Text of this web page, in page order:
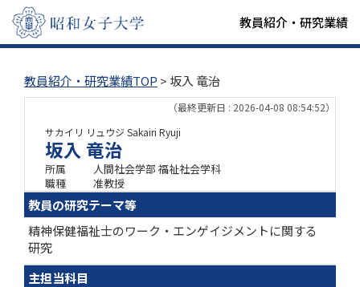
教員紹介・研究業績
教員紹介・研究業績TOP > 坂入 竜治
（最終更新日 : 2026-04-08 08:54:52）
サカイリ リュウジ Sakairi Ryuji
坂入 竜治
所属
人間社会学部 福祉社会学科
職種
准教授
教員の研究テーマ等
精神保健福祉士のワーク・エンゲイジメントに関する
研究
主担当科目